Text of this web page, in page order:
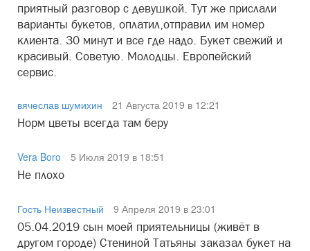
приятный разговор с девушкой. Тут же прислали
варианты букетов, оплатил,отправил им номер
клиента. 30 минут и все где надо. Букет свежий и
красивый. Советую. Молодцы. Европейский
сервис.
вячеслав шумихин
21 Августа 2019 в 12:21
Норм цветы всегда там беру
Vera Boro
5 Июля 2019 в 18:51
Не плохо
Гость Неизвестный
9 Апреля 2019 в 23:01
05.04.2019 сын моей приятельницы (живёт в
другом городе) Стениной Татьяны заказал букет на